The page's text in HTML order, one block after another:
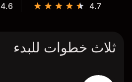
4.7
4.6
ثلاث خطوات للبدء